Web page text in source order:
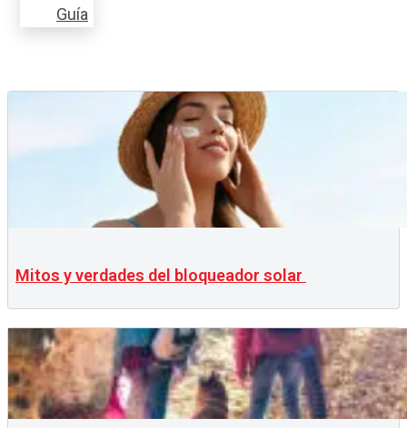
Guía
Mitos y verdades del bloqueador solar